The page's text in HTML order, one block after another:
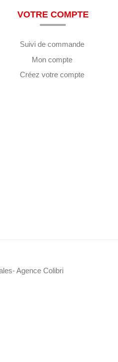
VOTRE COMPTE
Suivi de commande
Mon compte
Créez votre compte
- Agence Colibri